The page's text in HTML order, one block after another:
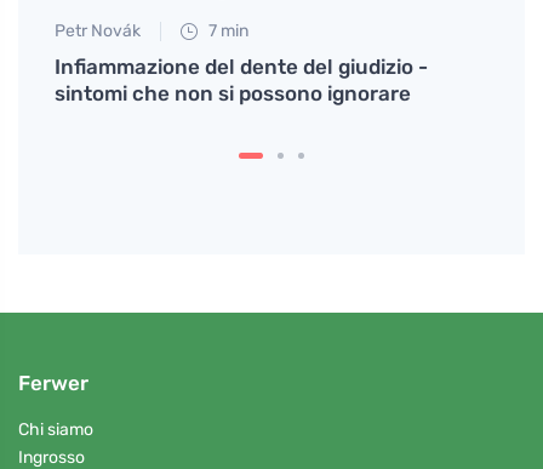
Petr Novák 7 min
Infiammazione del dente del giudizio -
sintomi che non si possono ignorare
Ferwer
Chi siamo
Ingrosso